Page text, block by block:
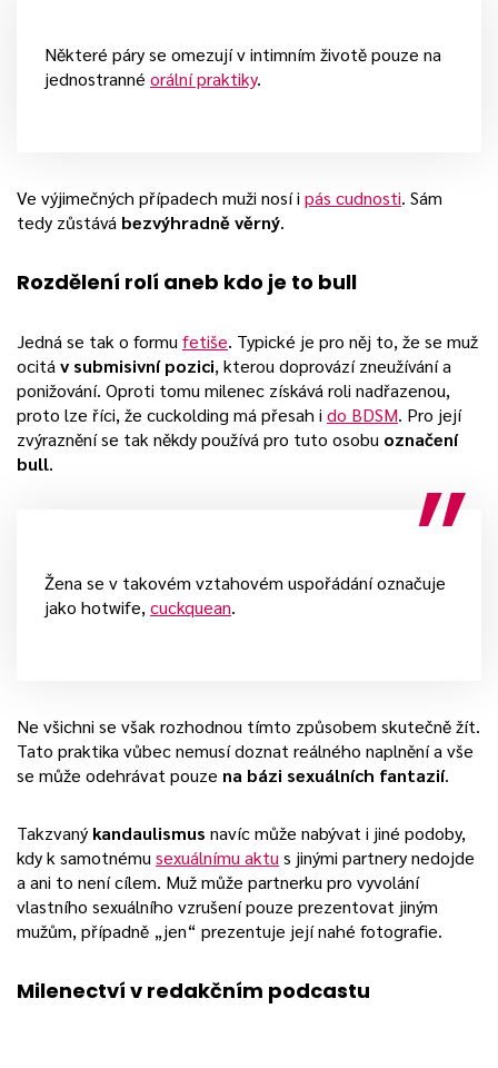
Některé páry se omezují v intimním životě pouze na
jednostranné orální praktiky.
Ve výjimečných případech muži nosí i pás cudnosti. Sám
tedy zůstává bezvýhradně věrný.
Rozdělení rolí aneb kdo je to bull
Jedná se tak o formufetiše. Typické je pro něj to, že se muž
ocitá v submisivní pozici, kterou doprovází zneužívání a
ponižování. Oproti tomu milenec získává roli nadřazenou,
proto lze říci, že cuckolding má přesah i do BDSM. Pro její
zvýraznění se tak někdy používá pro tuto osobu označení
bull.
Žena se v takovém vztahovém uspořádání označuje
jako hotwife, cuckquean.
Ne všichni se však rozhodnou tímto způsobem skutečně žít.
Tato praktika vůbec nemusí doznat reálného naplnění a vše
se může odehrávat pouze na bázi sexuálních fantazií.
Takzvaný kandaulismus navíc může nabývat i jiné podoby,
kdy k samotnémusexuálnímu aktus jinými partnery nedojde
a ani to není cílem. Muž může partnerku pro vyvolání
vlastního sexuálního vzrušení pouze prezentovat jiným
mužům, případně „jen“ prezentuje její nahé fotografie.
Milenectví v redakčním podcastu